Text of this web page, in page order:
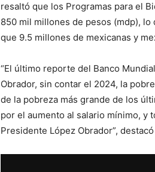
resaltó que los Programas para el
850 mil millones de pesos (mdp),
que 9.5 millones de mexicanas y
“El último reporte del Banco
Obrador, sin contar el 2024, la
de la pobreza más grande de los
por el aumento al salario mínimo, y
Presidente López Obrador”,